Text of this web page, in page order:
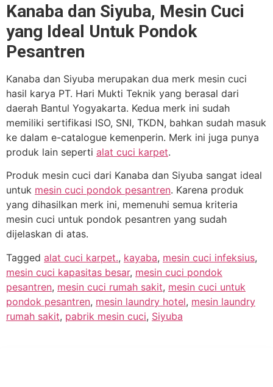
Kanaba dan Siyuba, Mesin Cuci
yang Ideal Untuk Pondok
Pesantren
Kanaba dan Siyuba merupakan dua merk mesin cuci
hasil karya PT. Hari Mukti Teknik yang berasal dari
daerah Bantul Yogyakarta. Kedua merk ini sudah
memiliki sertifikasi ISO, SNI, TKDN, bahkan sudah masuk
ke dalam e-catalogue kemenperin. Merk ini juga punya
produk lain seperti alat cuci karpet.
Produk mesin cuci dari Kanaba dan Siyuba sangat ideal
untuk mesin cuci pondok pesantren. Karena produk
yang dihasilkan merk ini, memenuhi semua kriteria
mesin cuci untuk pondok pesantren yang sudah
dijelaskan di atas.
Tagged alat cuci karpet., kayaba, mesin cuci infeksius,
mesin cuci kapasitas besar, mesin cuci pondok
pesantren, mesin cuci rumah sakit, mesin cuci untuk
pondok pesantren, mesin laundry hotel, mesin laundry
rumah sakit, pabrik mesin cuci, Siyuba